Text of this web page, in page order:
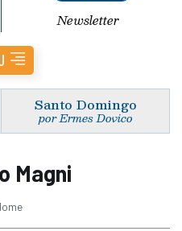
Newsletter
Santo Domingo
por Ermes Dovico
Magni